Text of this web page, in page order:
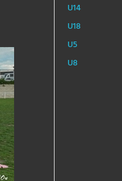
U14
U18
U5
U8